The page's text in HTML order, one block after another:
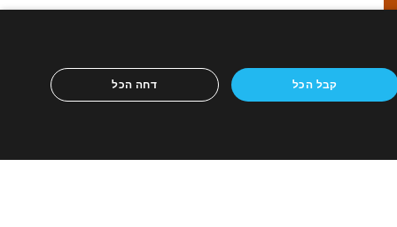
הנייד
קבל הכל דחה הכל